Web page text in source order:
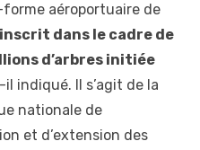
aéroportuaire de
dans le cadre de
d’arbres initiée
indiqué. Il s’agit de la
nationale de
et d’extension des